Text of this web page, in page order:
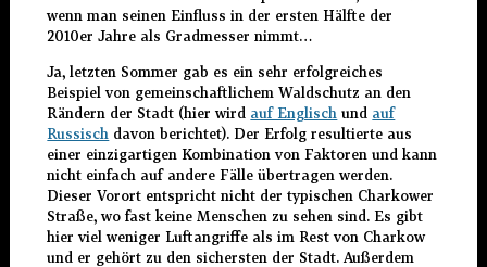
wenn man seinen Einfluss in der ersten Hälfte der
2010er Jahre als Gradmesser nimmt…
Ja, letzten Sommer gab es ein sehr erfolgreiches
Beispiel von gemeinschaftlichem Waldschutz an den
Rändern der Stadt (hier wird auf Englisch und auf
Russisch davon berichtet). Der Erfolg resultierte aus
einer einzigartigen Kombination von Faktoren und kann
nicht einfach auf andere Fälle übertragen werden.
Dieser Vorort entspricht nicht der typischen Charkower
Straße, wo fast keine Menschen zu sehen sind. Es gibt
hier viel weniger Luftangriffe als im Rest von Charkow
und er gehört zu den sichersten der Stadt. Außerdem